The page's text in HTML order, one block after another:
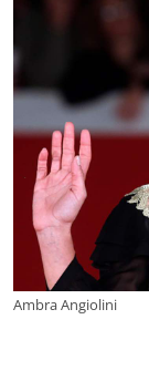
Ambra Angiolini